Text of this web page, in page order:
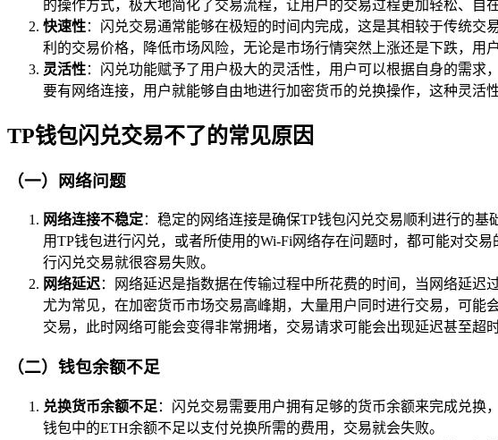
的操作方式，极大地简化了交易流程，让用户的交易过程更加轻松、自在
快速性：闪兑交易通常能够在极短的时间内完成，这是其相较于传统
利的交易价格，降低市场风险，无论是市场行情突然上涨还是下跌，用
灵活性：闪兑功能赋予了用户极大的灵活性，用户可以根据自身的需
要有网络连接，用户就能够自由地进行加密货币的兑换操作，这种灵活
TP钱包闪兑交易不了的常见原因
（一）网络问题
网络连接不稳定：稳定的网络连接是确保TP钱包闪兑交易顺利进行的
用TP钱包进行闪兑，或者所使用的Wi-Fi网络存在问题时，都可能对交
行闪兑交易就很容易失败。
网络延迟：网络延迟是指数据在传输过程中所花费的时间，当网络延
尤为常见，在加密货币市场交易高峰期，大量用户同时进行交易，可
交易，此时网络可能会变得非常拥堵，交易请求可能会出现延迟甚至超时
（二）钱包余额不足
兑换货币余额不足 ：闪兑交易需要用户拥有足够的货币余额来完成兑
钱包中的ETH余额不足以支付兑换所需的费用，交易就会失败。